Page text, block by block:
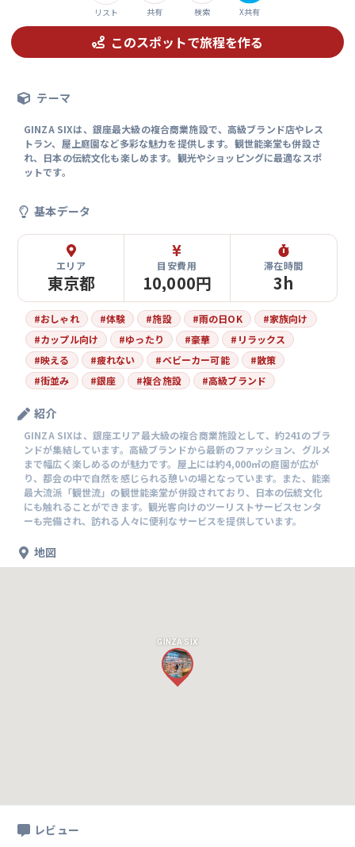
リスト 共有 検索 X共有
このスポットで旅程を作る
テーマ
GINZA SIXは、銀座最大級の複合商業施設で、高級ブランド店やレス
トラン、屋上庭園など多彩な魅力を提供します。観世能楽堂も併設さ
れ、日本の伝統文化も楽しめます。観光やショッピングに最適なスポ
ットです。
基本データ
エリア
東京都
目安費用
10,000円
滞在時間
3h
#おしゃれ #体験 #施設 #雨の日OK #家族向け
#カップル向け #ゆったり #豪華 # リラックス
#映える #疲れない #ベビーカー可能 #散策
#街並み #銀座 #複合施設 #高級ブランド
紹介
GINZA SIXは、銀座エリア最大級の複合商業施設として、約241のブラ
ンドが集結しています。高級ブランドから最新のファッション、グルメ
まで幅広く楽しめるのが魅力です。屋上には約4,000㎡の庭園が広が
り、都会の中で自然を感じられる憩いの場となっています。また、能楽
最大流派「観世流」の観世能楽堂が併設されており、日本の伝統文化
にも触れることができます。観光客向けのツーリストサービスセンタ
ーも完備され、訪れる人々に便利なサービスを提供しています。
地図
GINZA SIX
レビュー